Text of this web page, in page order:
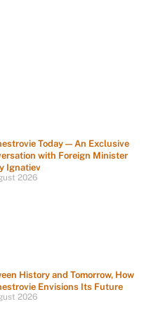
Today — An Exclusive
with Foreign Minister
Ignatiev
2026
History and Tomorrow, How
Envisions Its Future
2026